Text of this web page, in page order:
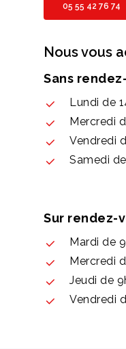
05 55 42 76 74
Nous vous
Sans
Lundi de
Mercredi
Vendredi
Samedi
Sur rendez-
Mardi de
Mercredi
Jeudi de
Vendredi